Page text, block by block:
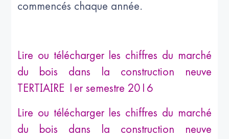
commencés chaque année.
Lire ou télécharger les chiffres du marché
du bois dans la construction neuve
TERTIAIRE 1er semestre 2016
Lire ou télécharger les chiffres du marché
du bois dans la construction neuve